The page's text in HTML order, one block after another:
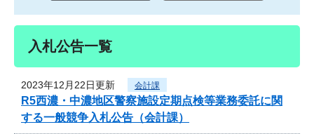
入札公告一覧
2023年12月22日更新 会計課
R5西濃・中濃地区警察施設定期点検等業務委託に関
する一般競争入札公告（会計課）